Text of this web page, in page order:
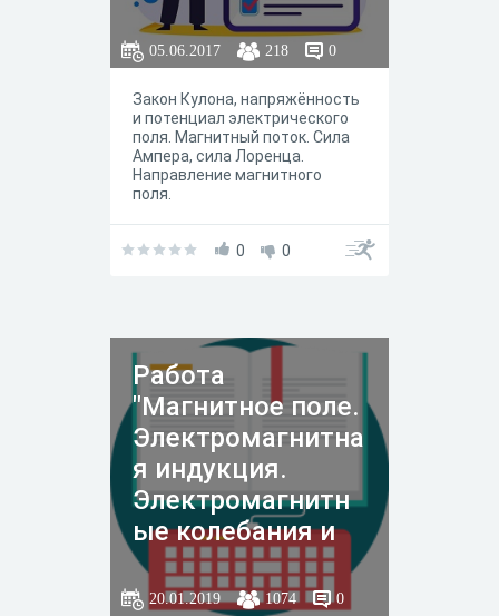
05.06.2017 218 0
Закон Кулона, напряжённость
и потенциал электрического
поля. Магнитный поток. Сила
Ампера, сила Лоренца.
Направление магнитного
поля.
0 0
Работа
"Магнитное поле.
Электромагнитна
я индукция.
Электромагнитн
ые колебания и
волны."
20.01.2019 1074 0